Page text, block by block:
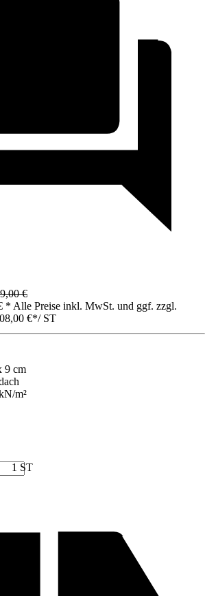
€
* Alle Preise inkl. MwSt. und ggf. zzgl.
€*/ ST
9 cm
m²
1 ST